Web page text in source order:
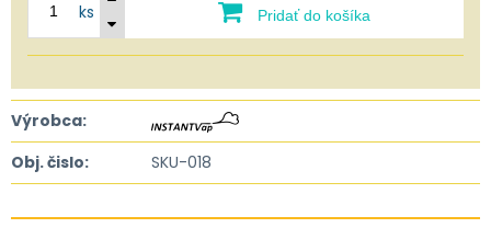
ks Pridať do košíka
Výrobca:
Obj. čislo:
SKU-018